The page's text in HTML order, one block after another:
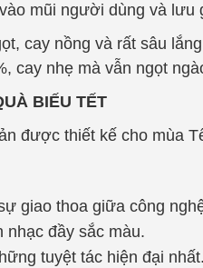
mũi người dùng và
cay nồng và rất sâu
cay nhẹ mà vẫn ngọt
BIẾU TẾT
được thiết kế cho mùa
giao thoa giữa công
nhạc đầy sắc màu.
tuyệt tác hiện đại nhất.